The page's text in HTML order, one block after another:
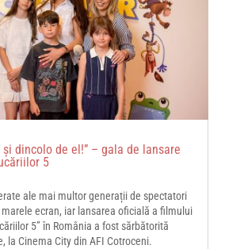
și dincolo de el!” – gala de lansare
5
ale mai multor generații de spectatori
marele ecran, iar lansarea oficială a filmului
5” în România a fost sărbătorită
la Cinema City din AFI Cotroceni.